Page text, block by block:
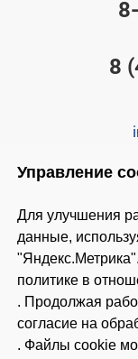
Управление
Для улучшения
данные,
политике в
. Продолжая
согласие на
. Файлы cookie
8
© 2026 ООО